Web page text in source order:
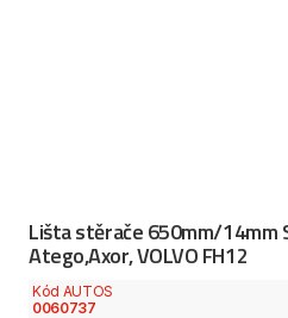
Lišta stěrače 650mm/14mm
Atego,Axor, VOLVO FH12
Kód AUTOS
0060737